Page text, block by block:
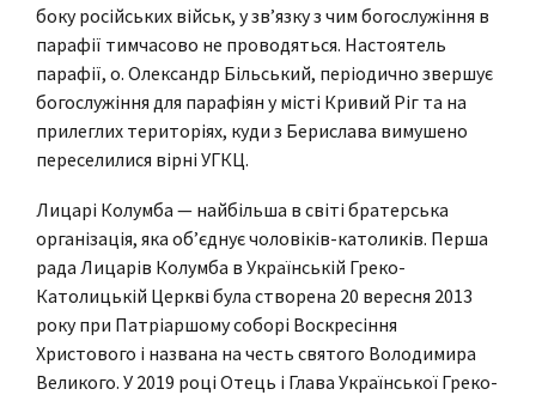
боку російських військ, у зв’язку з чим богослужіння в
парафії тимчасово не проводяться. Настоятель
парафії, о. Олександр Більський, періодично звершує
богослужіння для парафіян у місті Кривий Ріг та на
прилеглих територіях, куди з Берислава вимушено
переселилися вірні УГКЦ.
Лицарі Колумба — найбільша в світі братерська
організація, яка об’єднує чоловіків-католиків. Перша
рада Лицарів Колумба в Українській Греко-
Католицькій Церкві була створена 20 вересня 2013
року при Патріаршому соборі Воскресіння
Христового і названа на честь святого Володимира
Великого. У 2019 році Отець і Глава Української Греко-